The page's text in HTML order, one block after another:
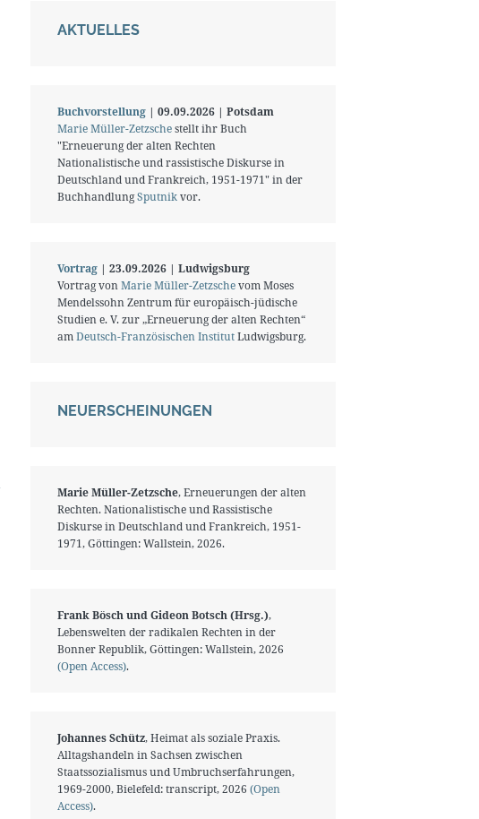
AKTUELLES
Buchvorstellung| 09.09.2026 | Potsdam
Marie Müller-Zetzschestellt ihr Buch
"Erneuerung der alten Rechten
Nationalistische und rassistische Diskurse in
Deutschland und Frankreich, 1951-1971" in der
BuchhandlungSputnikvor.
Vortrag| 23.09.2026 | Ludwigsburg
Vortrag vonMarie Müller-Zetzschevom Moses
Mendelssohn Zentrum für europäisch-jüdische
Studien e. V. zur „Erneuerung der alten Rechten“
amDeutsch-Französischen InstitutLudwigsburg.
NEUERSCHEINUNGEN
Marie Müller-Zetzsche, Erneuerungen der alten
Rechten. Nationalistische und Rassistische
Diskurse in Deutschland und Frankreich, 1951-
1971, Göttingen: Wallstein, 2026.
Frank Bösch und Gideon Botsch (Hrsg.),
Lebenswelten der radikalen Rechten in der
Bonner Republik, Göttingen: Wallstein, 2026
(Open Access).
Johannes Schütz, Heimat als soziale Praxis.
Alltagshandeln in Sachsen zwischen
Staatssozialismus und Umbruchserfahrungen,
1969-2000, Bielefeld: transcript, 2026 (Open
Access).